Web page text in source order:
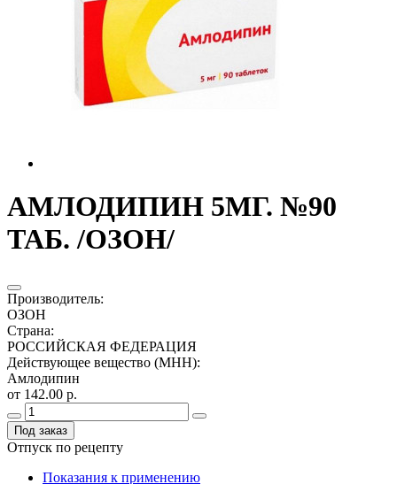
АМЛОДИПИН 5МГ. №90
ТАБ. /ОЗОН/
Производитель:
ОЗОН
Страна:
РОССИЙСКАЯ ФЕДЕРАЦИЯ
Действующее вещество (МНН):
Амлодипин
от 142.00 р.
Под заказ
Отпуск по рецепту
Показания к применению